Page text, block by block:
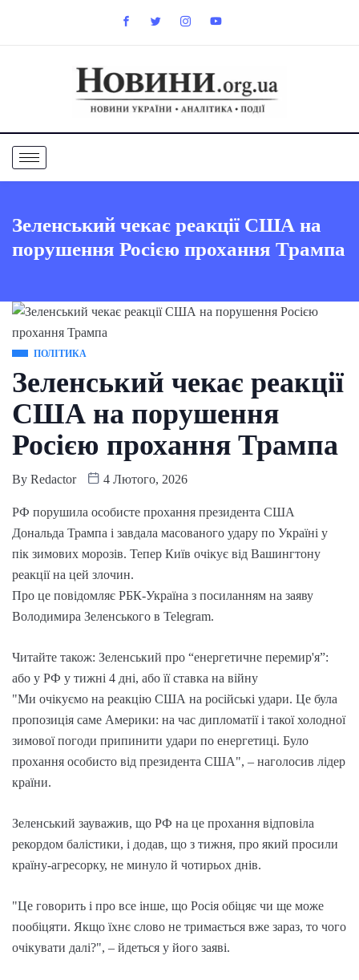
Зеленський чекає реакції США на
порушення Росією прохання Трампа
ПОЛІТИКА
Зеленський чекає реакції
США на порушення
Росією прохання Трампа
By Redactor 4 Лютого, 2026
РФ порушила особисте прохання президента США
Дональда Трампа і завдала масованого удару по Україні у
пік зимових морозів. Тепер Київ очікує від Вашингтону
реакції на цей злочин.
Про це повідомляє РБК-Україна з посиланням на заяву
Володимира Зеленського в Telegram.
Читайте також: Зеленський про “енергетичне перемир'я”:
або у РФ у тижні 4 дні, або її ставка на війну
"Ми очікуємо на реакцію США на російські удари. Це була
пропозиція саме Америки: на час дипломатії і такої холодної
зимової погоди припинити удари по енергетиці. Було
прохання особисто від президента США", – наголосив лідер
країни.
Зеленський зауважив, що РФ на це прохання відповіла
рекордом балістики, і додав, що з тижня, про який просили
країну-агресорку, не минуло й чотирьох днів.
"Це говорить і про все інше, що Росія обіцяє чи ще може
пообіцяти. Якщо їхнє слово не тримається вже зараз, то чого
очікувати далі?", – йдеться у його заяві.